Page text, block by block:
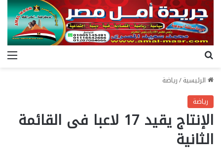
الرئيسية/رياضة
رياضة
الإنتاج يقيد 17 لاعبا فى القائمة
الثانية